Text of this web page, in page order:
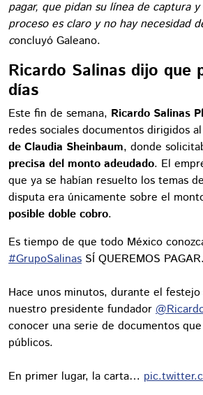
pagar, que pidan su línea de captura
proceso es claro y no hay necesidad
concluyó Galeano.
Ricardo Salinas dijo que
días
Este fin de semana, Ricardo Salinas
redes sociales documentos dirigidos al
de Claudia Sheinbaum, donde
precisa del monto adeudado. El
que ya se habían resuelto los temas de
disputa era únicamente sobre el
posible doble cobro.
Es tiempo de que todo México
#GrupoSalinas SÍ QUEREMOS PAGAR.
Hace unos minutos, durante el
nuestro presidente fundador
conocer una serie de documentos
públicos.
En primer lugar, la carta…